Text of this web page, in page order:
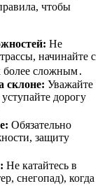
чтобы
Не
начинайте с
более сложным․
склоне: Уважайте
дорогу
Обязательно
защиту
Не катайтесь в
снегопад), когда